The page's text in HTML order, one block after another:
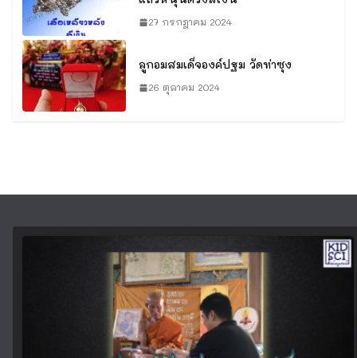
27 กรกฎาคม 2024
ลูกอมสมเด็จองค์ปฐม วัดท่าซุง
26 ตุลาคม 2024